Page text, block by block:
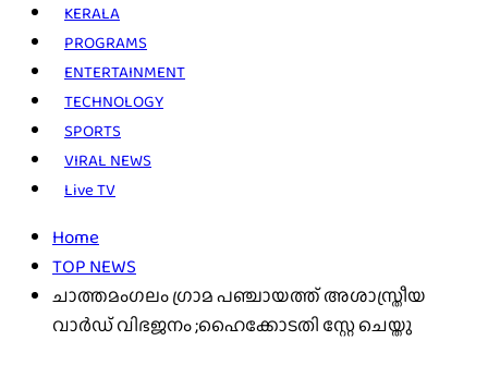
KERALA
PROGRAMS
ENTERTAINMENT
TECHNOLOGY
SPORTS
VIRAL NEWS
Live TV
Home
TOP NEWS
ചാത്തമംഗലം ഗ്രാമ പഞ്ചായത്ത് അശാസ്ത്രീയ
വാർഡ് വിഭജനം ;ഹൈക്കോടതി സ്റ്റേ ചെയ്തു